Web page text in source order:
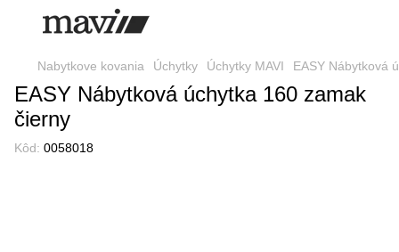
Nabytkove kovania Úchytky Úchytky MAVI EASY Nábytková
EASY Nábytková úchytka 160 zamak
čierny
Kôd: 0058018